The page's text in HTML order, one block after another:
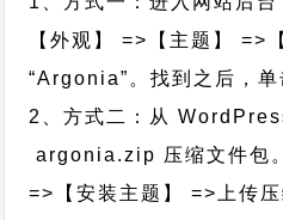
【外观】 =>【主题】 =>
“Argonia”。找到之后，单
2、方式二：从
argonia.zip 压缩文件包
=>【安装主题】 =>上传压